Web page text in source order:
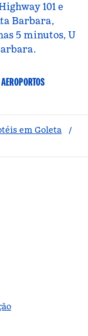
101 e
Barbara,
5 minutos, U
AEROPORTOS
em Goleta
/